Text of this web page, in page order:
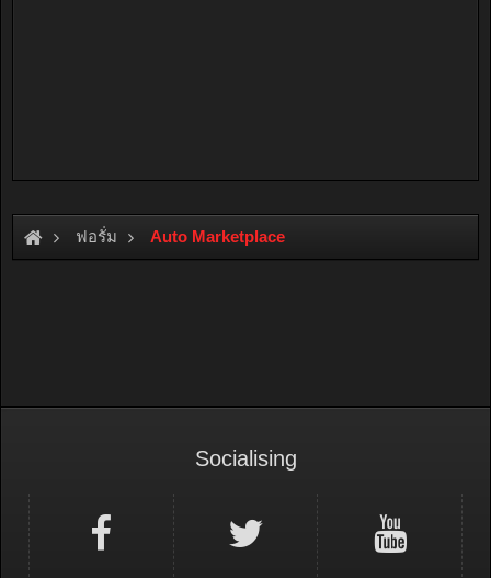
ฟอรั่ม Auto Marketplace
Socialising